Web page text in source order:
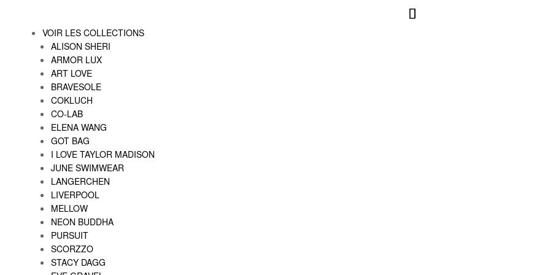
VOIR LES COLLECTIONS
ALISON SHERI
ARMOR LUX
ART LOVE
BRAVESOLE
COKLUCH
CO-LAB
ELENA WANG
GOT BAG
I LOVE TAYLOR MADISON
JUNE SWIMWEAR
LANGERCHEN
LIVERPOOL
MELLOW
NEON BUDDHA
PURSUIT
SCORZZO
STACY DAGG